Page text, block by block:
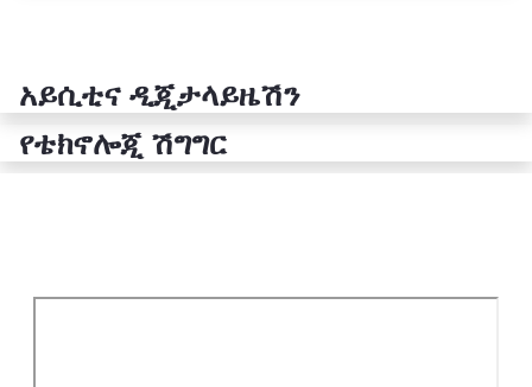
አይሲቲና ዲጂታላይዜሽን
የቴክኖሎጂ ሽግግር